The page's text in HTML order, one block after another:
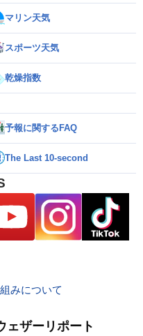
マリン天気
スポーツ天気
乾燥指数
予報に関するFAQ
The Last 10-second
みについて
ェザーリポート